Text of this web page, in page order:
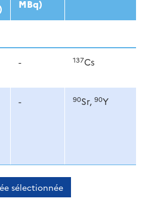
MBq)
- 137Cs
- 90Sr, 90Y
sélectionnée